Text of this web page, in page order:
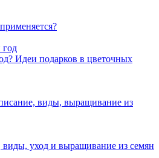
Идеи подарков в цветочных
виды, выращивание из
уход и выращивание из семян